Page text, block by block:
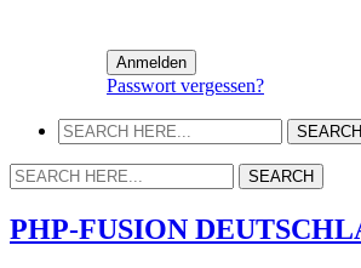
Passwort vergessen?
PHP-FUSION